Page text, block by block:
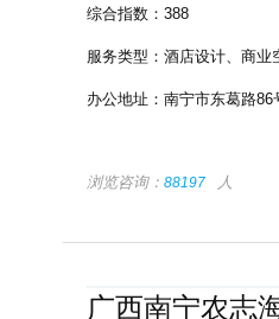
综合指数：388
服务类型： 酒店设计、 商业
办公地址： 南宁市东葛路86
浏览咨询： 88197 人
广西南宁农志